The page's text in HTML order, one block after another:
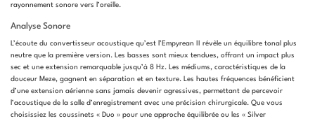
rayonnement sonore vers l’oreille.
Analyse Sonore
L’écoute du convertisseur acoustique qu’est l’Empyrean II révèle un équilibre tonal plus
neutre que la première version. Les basses sont mieux tendues, offrant un impact plus
sec et une extension remarquable jusqu’à 8 Hz. Les médiums, caractéristiques de la
douceur Meze, gagnent en séparation et en texture. Les hautes fréquences bénéficient
d’une extension aérienne sans jamais devenir agressives, permettant de percevoir
l’acoustique de la salle d’enregistrement avec une précision chirurgicale. Que vous
choisissiez les coussinets « Duo » pour une approche équilibrée ou les « Silver